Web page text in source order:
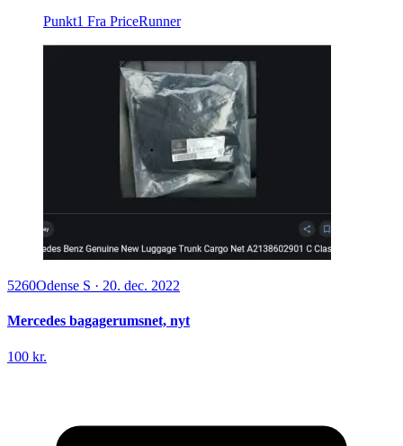
Punkt1 Fra PriceRunner
5260Odense S · 20. dec. 2022
Mercedes bagagerumsnet, nyt
100 kr.